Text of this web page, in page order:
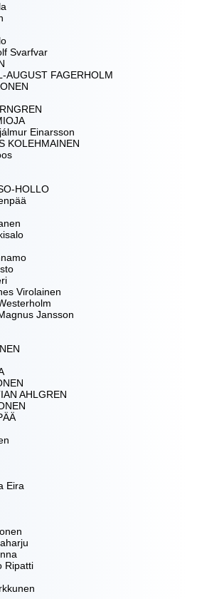
Svarfvar
AUGUST FAGERHOLM
Einarsson
KOLEHMAINEN
HOLLO
Virolainen
Jansson
AHLGREN
Eira
Ripatti